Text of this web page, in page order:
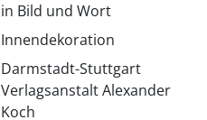
in Bild und Wort
Innendekoration
Darmstadt-Stuttgart
Verlagsanstalt Alexander
Koch